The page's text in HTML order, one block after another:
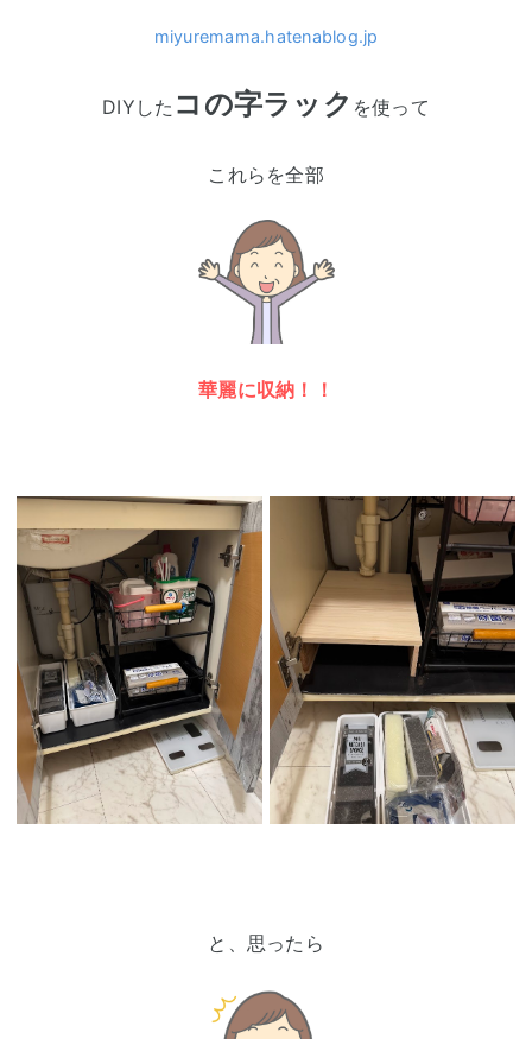
miyuremama.hatenablog.jp
DIYした コの字ラック を使って
これらを全部
華麗に収納！！
と、思ったら